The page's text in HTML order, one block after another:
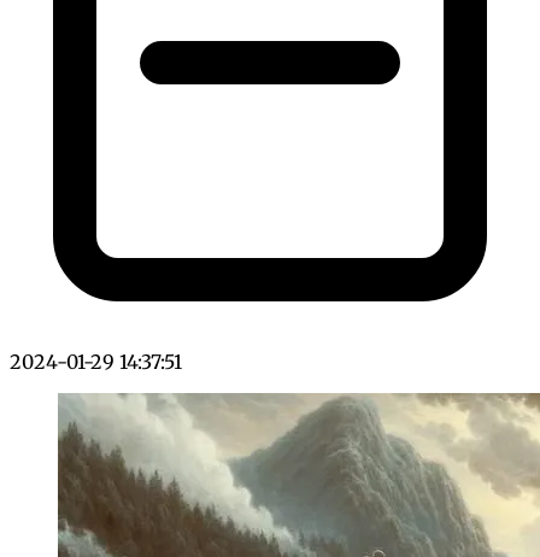
2024-01-29 14:37:51